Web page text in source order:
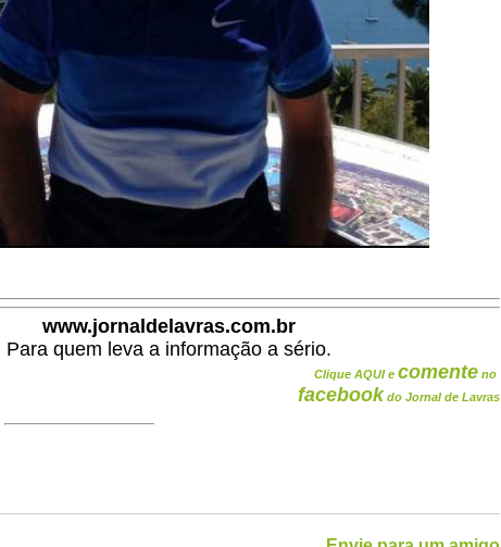
www.jornaldelavras.com.br
Para quem leva a informação a sério.
Clique AQUI e comente no
facebook do Jornal de Lavras